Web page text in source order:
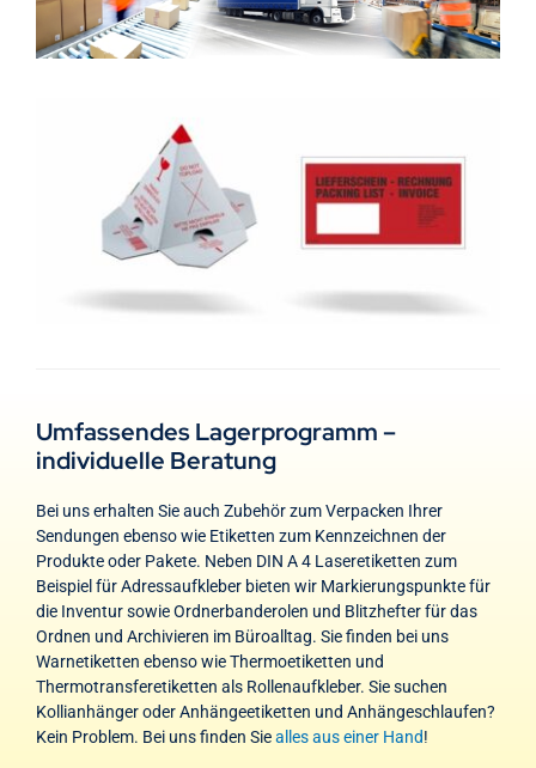
Umfassendes Lagerprogramm –
individuelle Beratung
Bei uns erhalten Sie auch Zubehör zum Verpacken Ihrer
Sendungen ebenso wie Etiketten zum Kennzeichnen der
Produkte oder Pakete. Neben DIN A 4 Laseretiketten zum
Beispiel für Adressaufkleber bieten wir Markierungspunkte für
die Inventur sowie Ordnerbanderolen und Blitzhefter für das
Ordnen und Archivieren im Büroalltag. Sie finden bei uns
Warnetiketten ebenso wie Thermoetiketten und
Thermotransferetiketten als Rollenaufkleber. Sie suchen
Kollianhänger oder Anhängeetiketten und Anhängeschlaufen?
Kein Problem. Bei uns finden Siealles aus einer Hand!